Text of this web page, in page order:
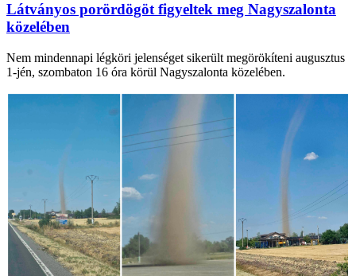
Látványos porördögöt figyeltek meg Nagyszalonta
közelében
Nem mindennapi légköri jelenséget sikerült megörökíteni augusztus
1-jén, szombaton 16 óra körül Nagyszalonta közelében.